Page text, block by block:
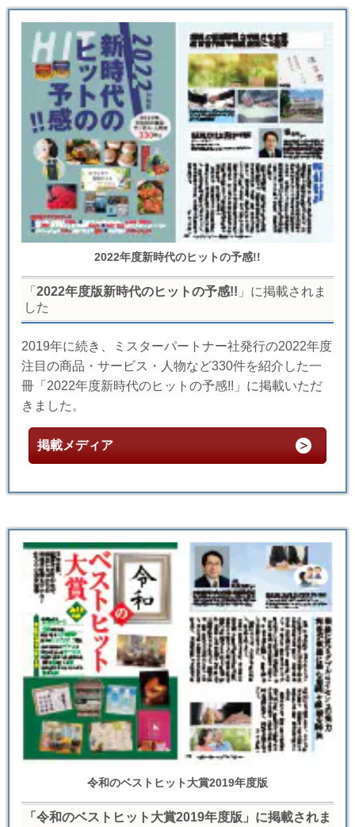
2022年度新時代のヒットの予感!!
「 2022年度版新時代のヒットの予感!! 」に掲載されま
した
2019年に続き、ミスターパートナー社発行の2022年度
注目の商品・サービス・人物など330件を紹介した一
冊「2022年度新時代のヒットの予感!!」に掲載いただ
きました。
掲載メディア
令和のベストヒット大賞2019年度版
「令和のベストヒット大賞2019年度版」に掲載されま